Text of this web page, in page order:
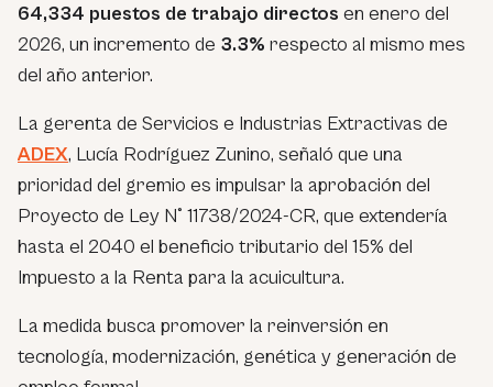
64,334 puestos de trabajo directos en enero del
2026, un incremento de 3.3% respecto al mismo mes
del año anterior.
La gerenta de Servicios e Industrias Extractivas de
ADEX, Lucía Rodríguez Zunino, señaló que una
prioridad del gremio es impulsar la aprobación del
Proyecto de Ley N° 11738/2024-CR, que extendería
hasta el 2040 el beneficio tributario del 15% del
Impuesto a la Renta para la acuicultura.
La medida busca promover la reinversión en
tecnología, modernización, genética y generación de